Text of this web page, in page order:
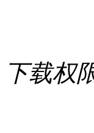
下载权